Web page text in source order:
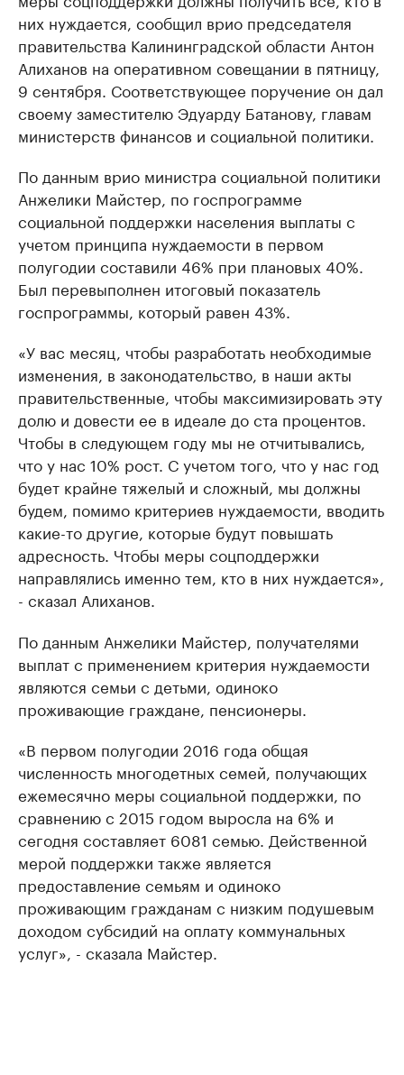
них нуждается, сообщил врио председателя
правительства Калининградской области Антон
Алиханов на оперативном совещании в пятницу,
9 сентября. Соответствующее поручение он дал
своему заместителю Эдуарду Батанову, главам
министерств финансов и социальной политики.
По данным врио министра социальной политики
Анжелики Майстер, по госпрограмме
социальной поддержки населения выплаты с
учетом принципа нуждаемости в первом
полугодии составили 46% при плановых 40%.
Был перевыполнен итоговый показатель
госпрограммы, который равен 43%.
«У вас месяц, чтобы разработать необходимые
изменения, в законодательство, в наши акты
правительственные, чтобы максимизировать эту
долю и довести ее в идеале до ста процентов.
Чтобы в следующем году мы не отчитывались,
что у нас 10% рост. С учетом того, что у нас год
будет крайне тяжелый и сложный, мы должны
будем, помимо критериев нуждаемости, вводить
какие-то другие, которые будут повышать
адресность. Чтобы меры соцподдержки
направлялись именно тем, кто в них нуждается»,
- сказал Алиханов.
По данным Анжелики Майстер, получателями
выплат с применением критерия нуждаемости
являются семьи с детьми, одиноко
проживающие граждане, пенсионеры.
«В первом полугодии 2016 года общая
численность многодетных семей, получающих
ежемесячно меры социальной поддержки, по
сравнению с 2015 годом выросла на 6% и
сегодня составляет 6081 семью. Действенной
мерой поддержки также является
предоставление семьям и одиноко
проживающим гражданам с низким подушевым
доходом субсидий на оплату коммунальных
услуг», - сказала Майстер.